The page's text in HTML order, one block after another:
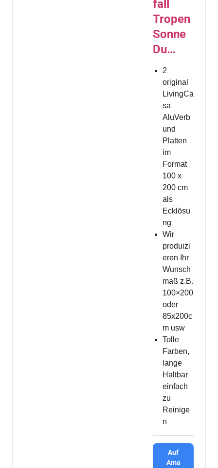
fall
Tropen
Sonne
Du…
2
original
LivingCa
sa
AluVerb
und
Platten
im
Format
100 x
200 cm
als
Ecklösu
ng
Wir
produizi
eren Ihr
Wunsch
maß z.B.
100×200
oder
85x200c
m usw
Tolle
Farben,
lange
Haltbar
einfach
zu
Reinige
n
Auf
Ama